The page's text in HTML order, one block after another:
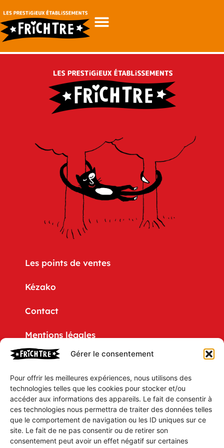
Gérer le consentement
Pour offrir les meilleures expériences, nous utilisons des
technologies telles que les cookies pour stocker et/ou
accéder aux informations des appareils. Le fait de consentir à
ces technologies nous permettra de traiter des données telles
que le comportement de navigation ou les ID uniques sur ce
site. Le fait de ne pas consentir ou de retirer son
consentement peut avoir un effet négatif sur certaines
Les points de ventes
Kézako
Contact
Mentions légales
Politique de confidentialité
CGV
Mon compte
Mon Panier